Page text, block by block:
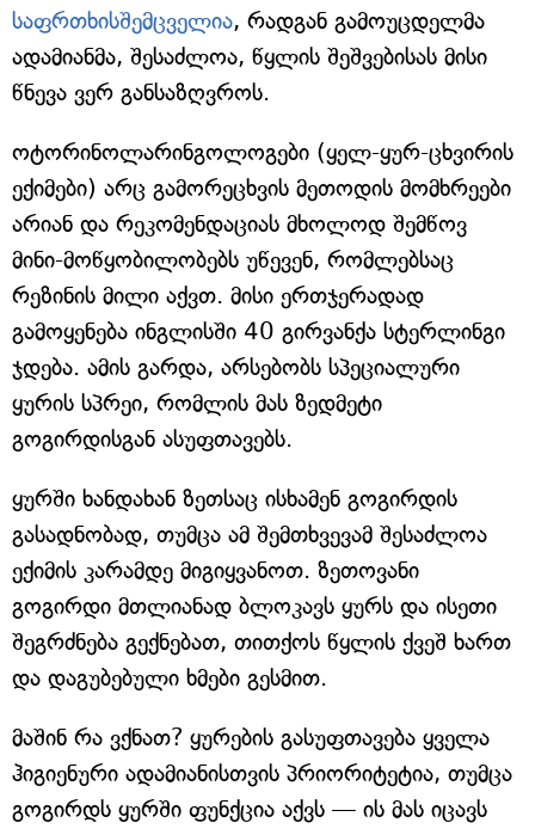
საფრთხისშემცველია, რადგან გამოუცდელმა
ადამიანმა, შესაძლოა, წყლის შეშვებისას მისი
წნევა ვერ განსაზღვროს.
ოტორინოლარინგოლოგები (ყელ-ყურ-ცხვირის
ექიმები) არც გამორეცხვის მეთოდის მომხრეები
არიან და რეკომენდაციას მხოლოდ შემწოვ
მინი-მოწყობილობებს უწევენ, რომლებსაც
რეზინის მილი აქვთ. მისი ერთჯერადად
გამოყენება ინგლისში 40 გირვანქა სტერლინგი
ჯდება. ამის გარდა, არსებობს სპეციალური
ყურის სპრეი, რომლის მას ზედმეტი
გოგირდისგან ასუფთავებს.
ყურში ხანდახან ზეთსაც ისხამენ გოგირდის
გასადნობად, თუმცა ამ შემთხვევამ შესაძლოა
ექიმის კარამდე მიგიყვანოთ. ზეთოვანი
გოგირდი მთლიანად ბლოკავს ყურს და ისეთი
შეგრძნება გექნებათ, თითქოს წყლის ქვეშ ხართ
და დაგუბებული ხმები გესმით.
მაშინ რა ვქნათ? ყურების გასუფთავება ყველა
ჰიგიენური ადამიანისთვის პრიორიტეტია, თუმცა
გოგირდს ყურში ფუნქცია აქვს — ის მას იცავს